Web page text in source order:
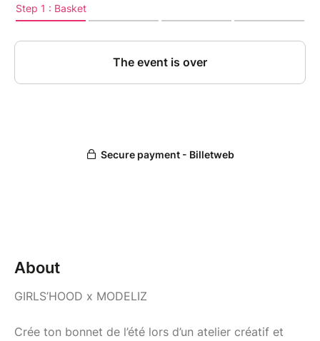
About
GIRLS’HOOD x MODELIZ
Crée ton bonnet de l’été lors d’un atelier créatif et